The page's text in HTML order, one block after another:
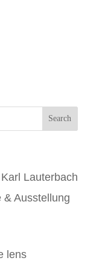
Lauterbach
Ausstellung
lens